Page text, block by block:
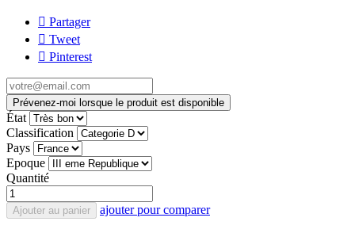
Partager
Tweet
Pinterest
Prévenez-moi lorsque le produit est disponible
État
Classification
Pays
Epoque
Quantité
Ajouter au panier ajouter pour comparer